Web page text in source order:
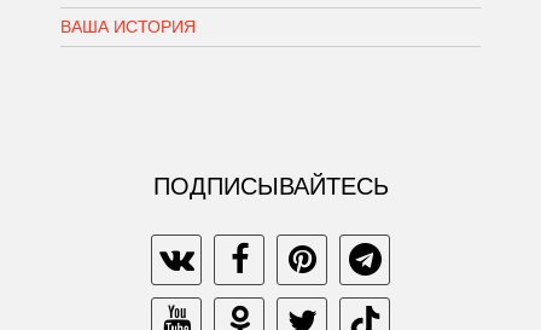
ВАША ИСТОРИЯ
ПОДПИСЫВАЙТЕСЬ